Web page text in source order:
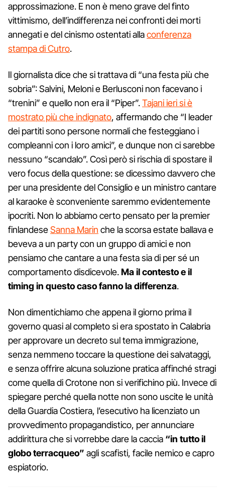
approssimazione. E non è meno grave del finto
vittimismo, dell’indifferenza nei confronti dei morti
annegati e del cinismo ostentati allaconferenza
stampa di Cutro.
Il giornalista dice che si trattava di “una festa più che
sobria”: Salvini, Meloni e Berlusconi non facevano i
“trenini” e quello non era il “Piper”.Tajani ieri si è
mostrato più che indignato, affermando che “I leader
dei partiti sono persone normali che festeggiano i
compleanni con i loro amici”, e dunque non ci sarebbe
nessuno “scandalo”. Così però si rischia di spostare il
vero focus della questione: se dicessimo davvero che
per una presidente del Consiglio e un ministro cantare
al karaoke è sconveniente saremmo evidentemente
ipocriti. Non lo abbiamo certo pensato per la premier
finlandeseSanna Marin che la scorsa estate ballava e
beveva a un party con un gruppo di amici e non
pensiamo che cantare a una festa sia di per sé un
comportamento disdicevole.Ma il contesto e il
timing in questo caso fanno la differenza.
Non dimentichiamo che appena il giorno prima il
governo quasi al completo si era spostato in Calabria
per approvare un decreto sul tema immigrazione,
senza nemmeno toccare la questione dei salvataggi,
e senza offrire alcuna soluzione pratica affinché stragi
come quella di Crotone non si verifichino più. Invece di
spiegare perché quella notte non sono uscite le unità
della Guardia Costiera, l’esecutivo ha licenziato un
provvedimento propagandistico, per annunciare
addirittura che si vorrebbe dare la caccia “in tutto il
globo terracqueo” agli scafisti, facile nemico e capro
espiatorio.